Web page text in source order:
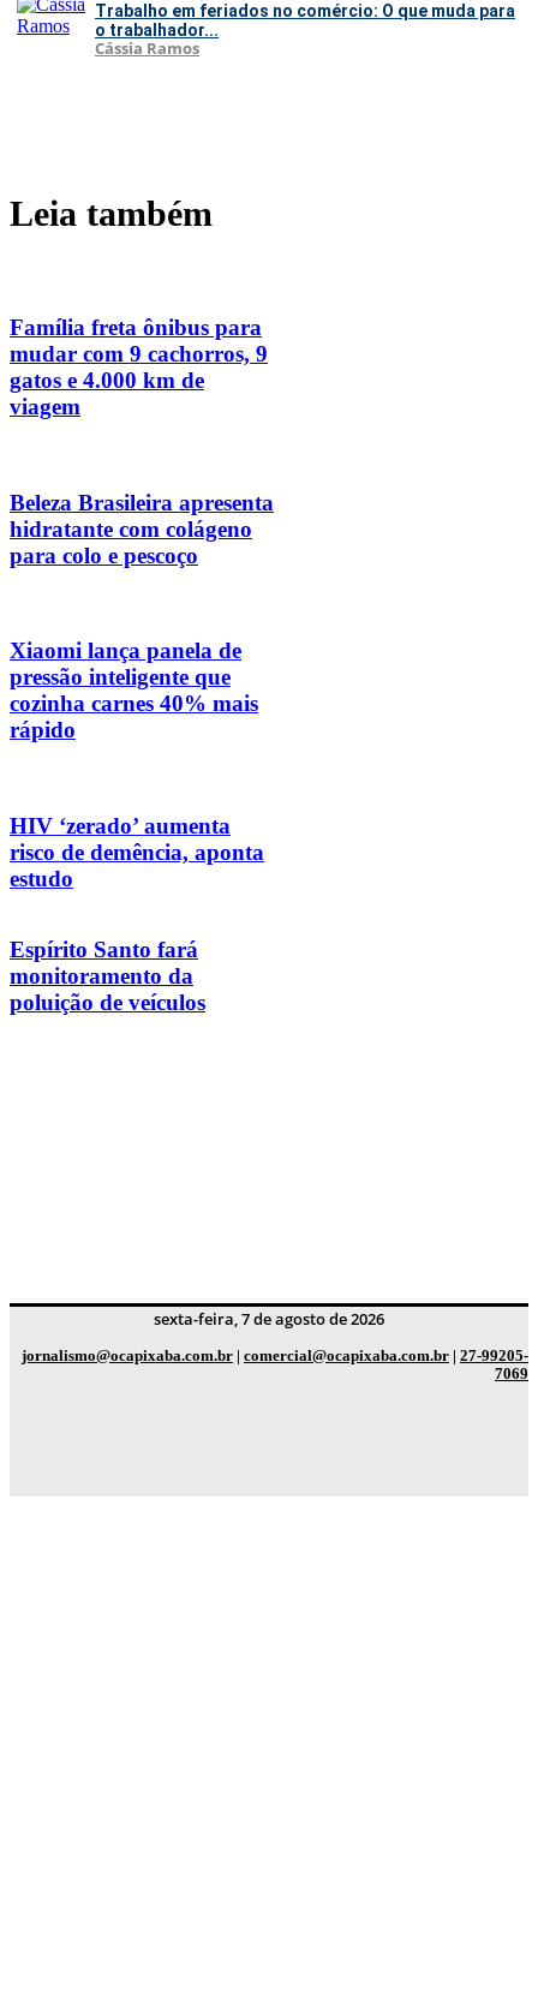
Trabalho em feriados no comércio: O que muda para
o trabalhador...
Cássia Ramos
Leia também
Família freta ônibus para
mudar com 9 cachorros, 9
gatos e 4.000 km de
viagem
Beleza Brasileira apresenta
hidratante com colágeno
para colo e pescoço
Xiaomi lança panela de
pressão inteligente que
cozinha carnes 40% mais
rápido
HIV ‘zerado’ aumenta
risco de demência, aponta
estudo
Espírito Santo fará
monitoramento da
poluição de veículos
sexta-feira, 7 de agosto de 2026
jornalismo@ocapixaba.com.br | comercial@ocapixaba.com.br | 27-99205-
7069